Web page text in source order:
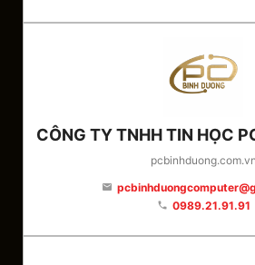
CÔNG TY TNHH TIN HỌC
pcbinhduong.com.vn
email
phone 0989.21.91.91